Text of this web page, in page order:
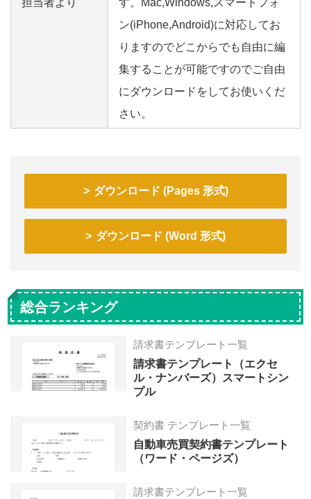
担当者より
す。Mac,Windows,スマートフォ
ン(iPhone,Android)に対応してお
りますのでどこからでも自由に編
集することが可能ですのでご自由
にダウンロードをしてお使いくだ
さい。
ダウンロード (Pages 形式)
ダウンロード (Word 形式)
総合ランキング
請求書テンプレート一覧
請求書テンプレート（エクセ
ル・ナンバーズ）スマートシン
プル
契約書 テンプレート一覧
自動車売買契約書テンプレート
（ワード・ページズ）
請求書テンプレート一覧